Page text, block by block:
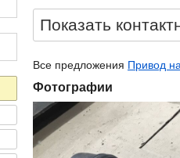
Показать
Все предложения Привод
Фотографии